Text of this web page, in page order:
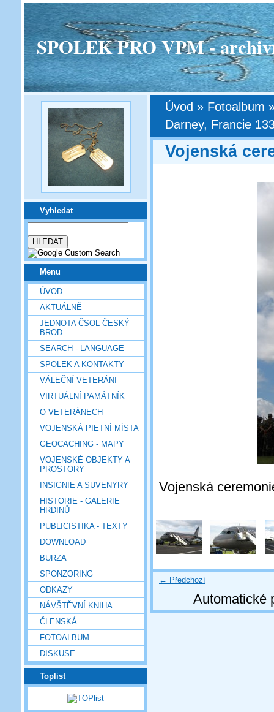
SPOLEK PRO VPM -
Vyhledat
Menu
ÚVOD
AKTUÁLNĚ
JEDNOTA ČSOL ČESKÝ
BROD
SEARCH - LANGUAGE
SPOLEK A KONTAKTY
VÁLEČNÍ VETERÁNI
VIRTUÁLNÍ PAMÁTNÍK
O VETERÁNECH
VOJENSKÁ PIETNÍ MÍSTA
GEOCACHING - MAPY
VOJENSKÉ OBJEKTY A
PROSTORY
INSIGNIE A SUVENYRY
HISTORIE - GALERIE
HRDINŮ
PUBLICISTIKA - TEXTY
DOWNLOAD
BURZA
SPONZORING
ODKAZY
NÁVŠTĚVNÍ KNIHA
ČLENSKÁ
FOTOALBUM
DISKUSE
Toplist
Úvod » Fotoalbum
Darney, Francie
Vojenská
Vojenská
← Předchozí
Automatické